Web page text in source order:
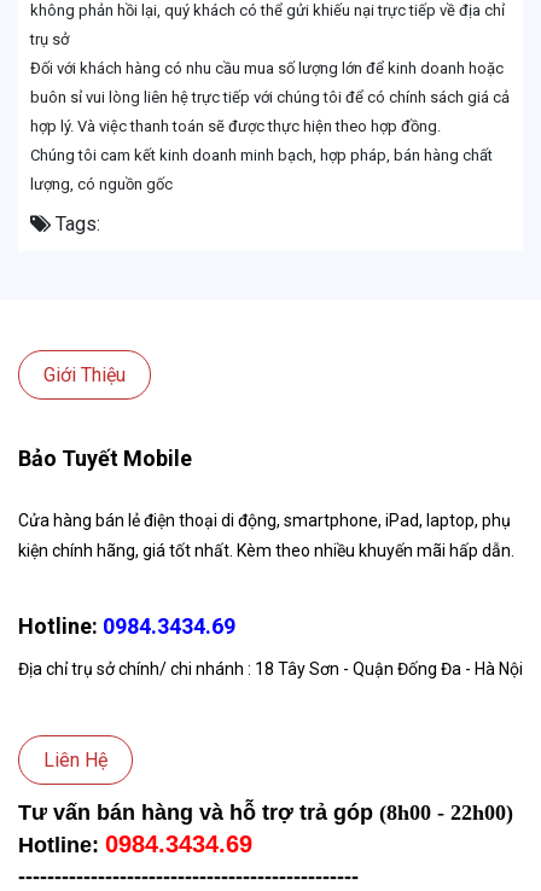
không phản hồi lại, quý khách có thể gửi khiếu nại trực tiếp về địa chỉ
trụ sở
Đối với khách hàng có nhu cầu mua số lượng lớn để kinh doanh hoặc
buôn sỉ vui lòng liên hệ trực tiếp với chúng tôi để có chính sách giá cả
hợp lý. Và việc thanh toán sẽ được thực hiện theo hợp đồng.
Chúng tôi cam kết kinh doanh minh bạch, hợp pháp, bán hàng chất
lượng, có nguồn gốc
Tags:
Giới Thiệu
Bảo Tuyết Mobile
Cửa hàng bán lẻ điện thoại di động, smartphone, iPad, laptop, phụ
kiện chính hãng, giá tốt nhất. Kèm theo nhiều khuyến mãi hấp dẫn.
Hotline: 0984.3434.69
Địa chỉ trụ sở chính/ chi nhánh : 18 Tây Sơn - Quận Đống Đa - Hà Nội
Liên Hệ
Tư vấn bán hàng và hỗ trợ trả góp (8h00 - 22h00)
Hotline: 0984.3434.69
-----------------------------------------------